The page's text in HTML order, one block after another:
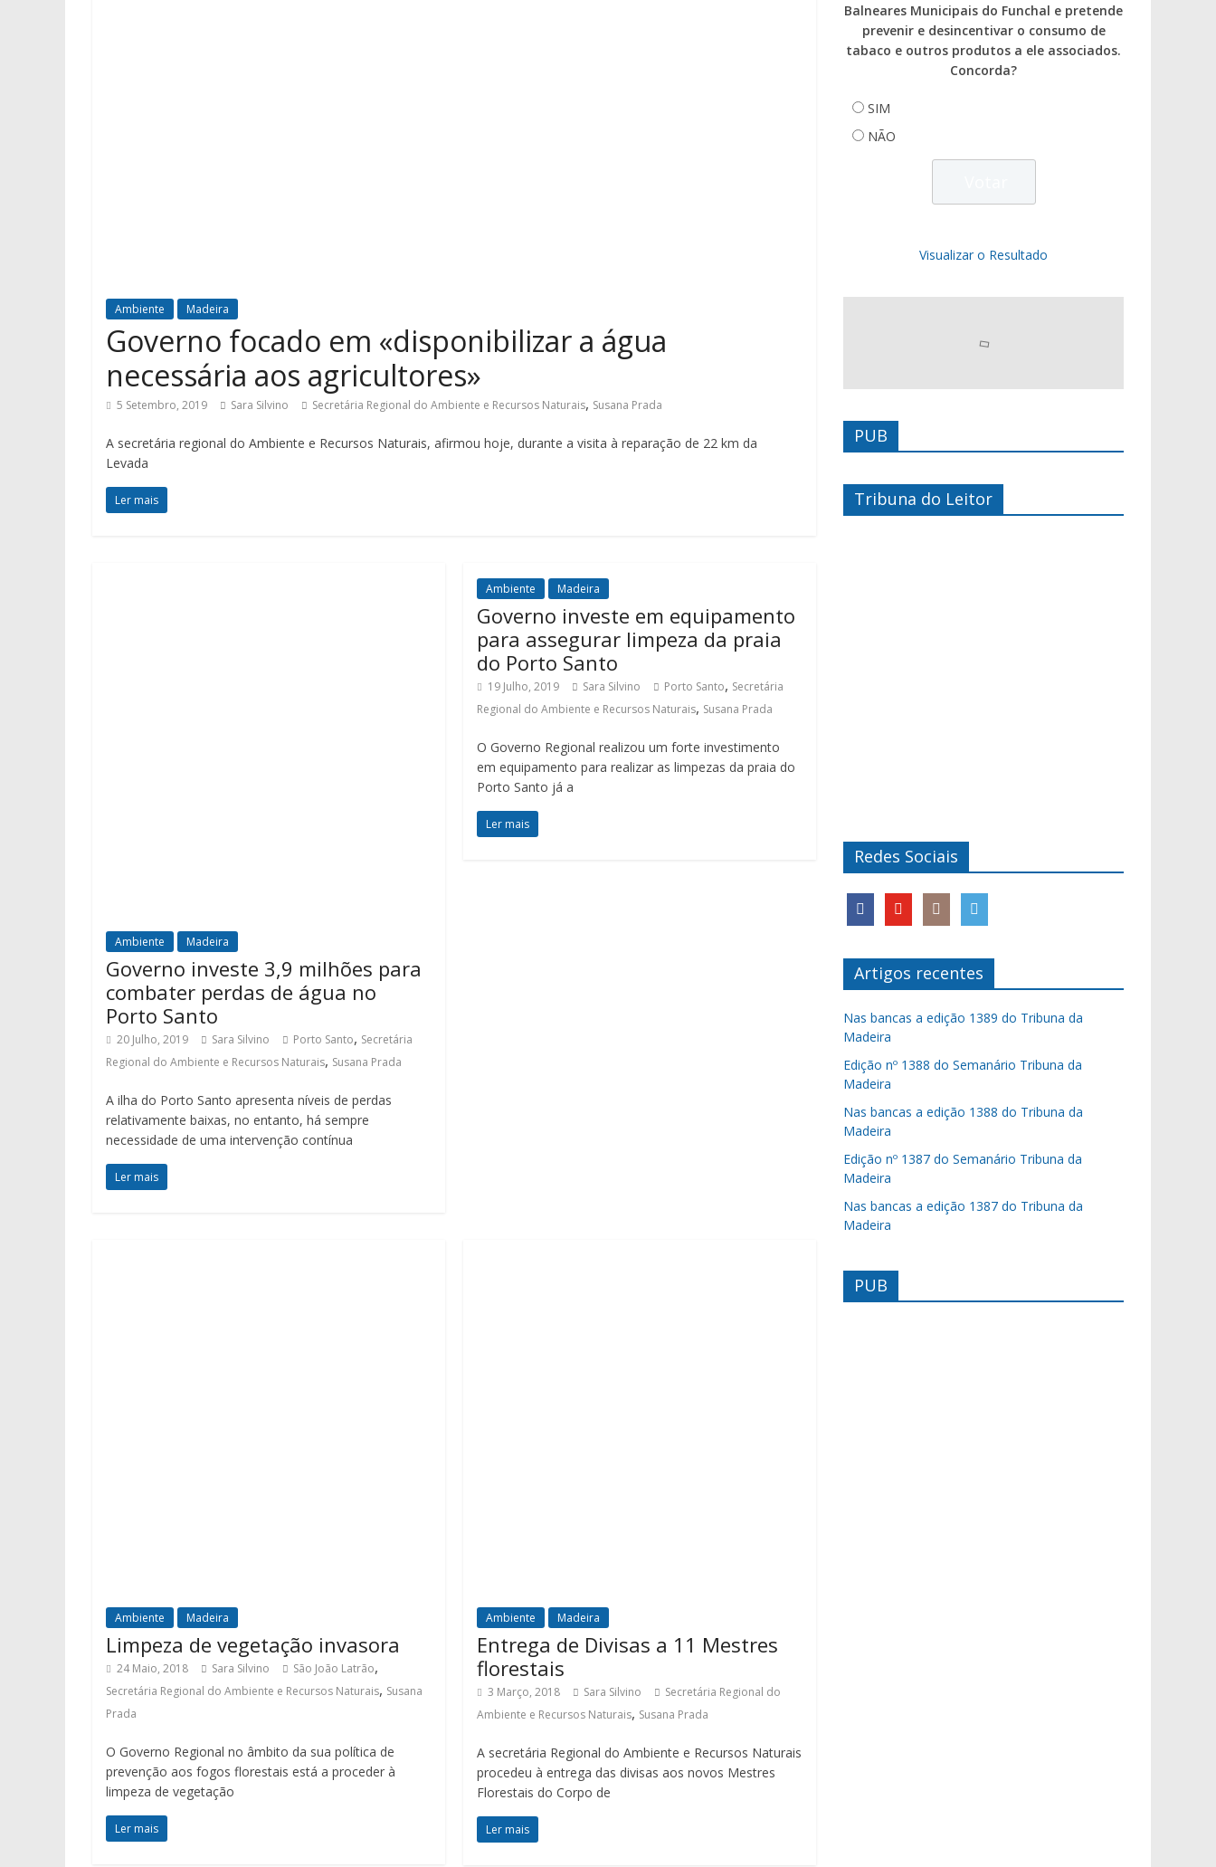
Ambiente Madeira
Governo focado em «disponibilizar a água
necessária aos agricultores»
5 Setembro, 2019 Sara Silvino Secretária Regional do Ambiente e Recursos Naturais, Susana Prada
A secretária regional do Ambiente e Recursos Naturais, afirmou hoje, durante a visita à reparação de 22 km da
Levada
Ler mais
Ambiente Madeira
Governo investe 3,9 milhões para
combater perdas de água no
Porto Santo
20 Julho, 2019 Sara Silvino Porto Santo, Secretária
Regional do Ambiente e Recursos Naturais, Susana Prada
A ilha do Porto Santo apresenta níveis de perdas
relativamente baixas, no entanto, há sempre
necessidade de uma intervenção contínua
Ler mais
Ambiente Madeira
Governo investe em equipamento
para assegurar limpeza da praia
do Porto Santo
19 Julho, 2019 Sara Silvino Porto Santo, Secretária
Regional do Ambiente e Recursos Naturais, Susana Prada
O Governo Regional realizou um forte investimento
em equipamento para realizar as limpezas da praia do
Porto Santo já a
Ler mais
Ambiente Madeira
Limpeza de vegetação invasora
24 Maio, 2018 Sara Silvino São João Latrão,
Secretária Regional do Ambiente e Recursos Naturais, Susana
Prada
O Governo Regional no âmbito da sua política de
prevenção aos fogos florestais está a proceder à
limpeza de vegetação
Ler mais
Ambiente Madeira
Entrega de Divisas a 11 Mestres
florestais
3 Março, 2018 Sara Silvino
Secretária Regional do
Ambiente e Recursos Naturais, Susana Prada
A secretária Regional do Ambiente e Recursos Naturais
procedeu à entrega das divisas aos novos Mestres
Florestais do Corpo de
Ler mais
Balneares Municipais do Funchal e pretende
prevenir e desincentivar o consumo de
tabaco e outros produtos a ele associados.
Concorda?
SIM
NÃO
Visualizar o Resultado
PUB
Tribuna do Leitor
Redes Sociais
Artigos recentes
Nas bancas a edição 1389 do Tribuna da
Madeira
Edição nº 1388 do Semanário Tribuna da
Madeira
Nas bancas a edição 1388 do Tribuna da
Madeira
Edição nº 1387 do Semanário Tribuna da
Madeira
Nas bancas a edição 1387 do Tribuna da
Madeira
PUB